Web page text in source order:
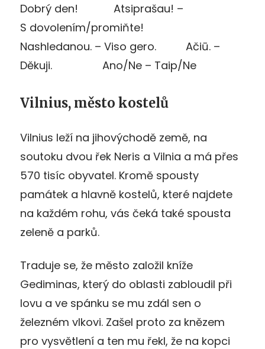
Dobrý den! Atsiprašau! –
S dovolením/promiňte!
Nashledanou. – Viso gero. Ačiū. –
Děkuji. Ano/Ne – Taip/Ne
Vilnius, město kostelů
Vilnius leží na jihovýchodě země, na
soutoku dvou řek Neris a Vilnia a má přes
570 tisíc obyvatel. Kromě spousty
památek a hlavně kostelů, které najdete
na každém rohu, vás čeká také spousta
zeleně a parků.
Traduje se, že město založil kníže
Gediminas, který do oblasti zabloudil při
lovu a ve spánku se mu zdál sen o
železném vlkovi. Zašel proto za knězem
pro vysvětlení a ten mu řekl, že na kopci